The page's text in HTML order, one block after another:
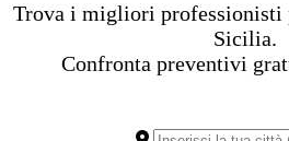
Trova i migliori professionisti
Sicilia.
Confronta preventivi